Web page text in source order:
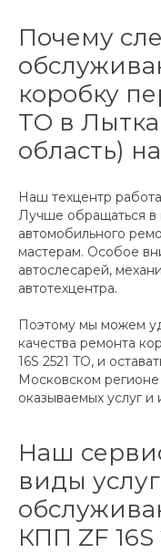
Почему
коробку
TO в
область)
Наш техцентр
Лучше обращаться
автомобильного
мастерам. Особое
автослесарей,
автотехцентра.
Поэтому мы можем
качества ремонта
16S 2521 TO, и
Московском
оказываемых услуг и
Наш
виды
КПП ZF 16S